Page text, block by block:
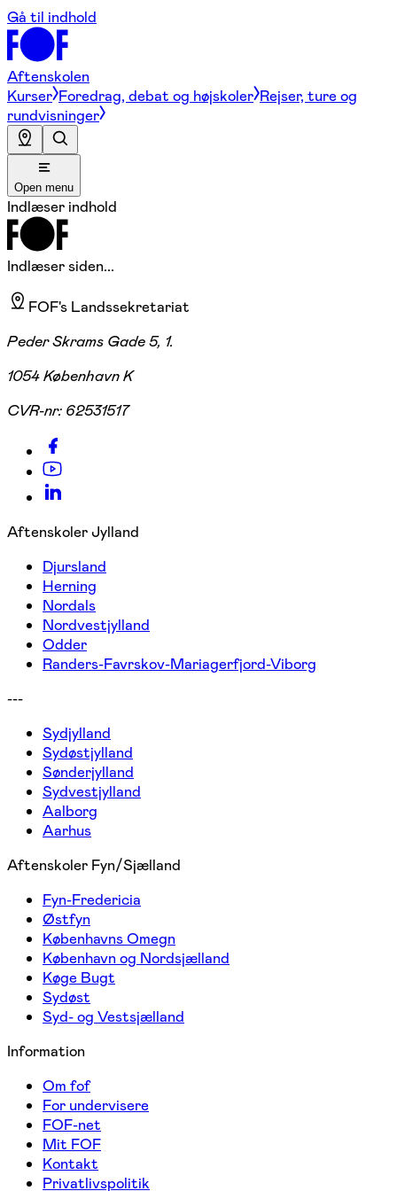
Gå til indhold
Aftenskolen
Kurser Foredrag, debat og højskoler Rejser, ture og
rundvisninger
Open menu
Indlæser indhold
Indlæser siden...
FOF's Landssekretariat
Peder Skrams Gade 5, 1.
1054 København K
CVR-nr: 62531517
Aftenskoler Jylland
Djursland
Herning
Nordals
Nordvestjylland
Odder
Randers-Favrskov-Mariagerfjord-Viborg
---
Sydjylland
Sydøstjylland
Sønderjylland
Sydvestjylland
Aalborg
Aarhus
Aftenskoler Fyn/Sjælland
Fyn-Fredericia
Østfyn
Københavns Omegn
København og Nordsjælland
Køge Bugt
Sydøst
Syd- og Vestsjælland
Information
Om fof
For undervisere
FOF-net
Mit FOF
Kontakt
Privatlivspolitik